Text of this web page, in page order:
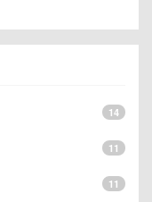
14
11
11